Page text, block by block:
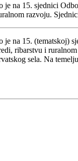
na 15. sjednici
razvoju.
na 15. (tematskoj)
ribarstvu i
sela. Na